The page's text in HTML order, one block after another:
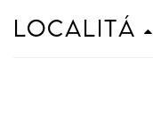
Localitá